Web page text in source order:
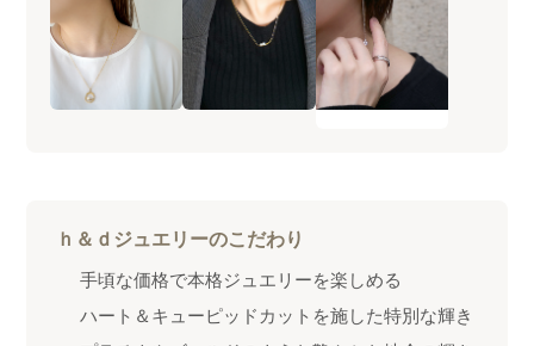
ｈ＆ｄジュエリーのこだわり
手頃な価格で本格ジュエリーを楽しめる
ハート＆キューピッドカットを施した特別な輝き